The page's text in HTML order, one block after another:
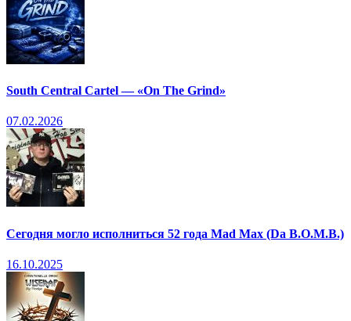
South Central Cartel — «On The Grind»
07.02.2026
Сегодня могло исполниться 52 года Mad Max (Da B.O.M.B.)
16.10.2025